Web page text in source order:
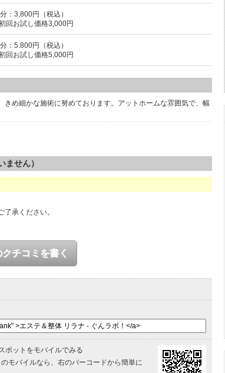
：3,800円（税込）
回お試し価格3,000円
：5.800円（税込）
回お試し価格5,000円
め細かな施術に努めております。アットホームな雰囲気で、幅
せん）
承ください。
チコミを書く
ポットをモバイルでみる
モバイルなら、右のバーコードから簡単に